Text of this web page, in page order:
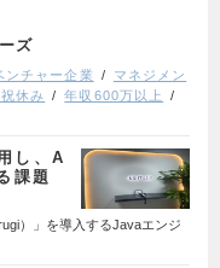
ズ
ンチャー企業
マネジメン
休み
年収600万以上
し、A
課題
）」を導入するJavaエンジ